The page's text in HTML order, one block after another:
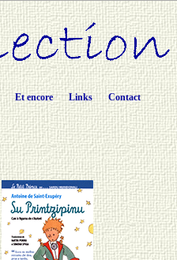
Et encore Links Contact